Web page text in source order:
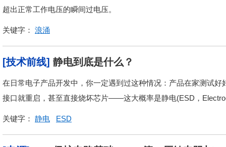
超出正常工作电压的瞬间过电压。
关键字： 浪涌
[技术前线] 静电到底是什么？
在日常电子产品开发中，你一定遇到过这种情况：产品在家测试
接口就重启，甚至直接烧坏芯片——这大概率是静电(ESD，
关键字： 静电 ESD